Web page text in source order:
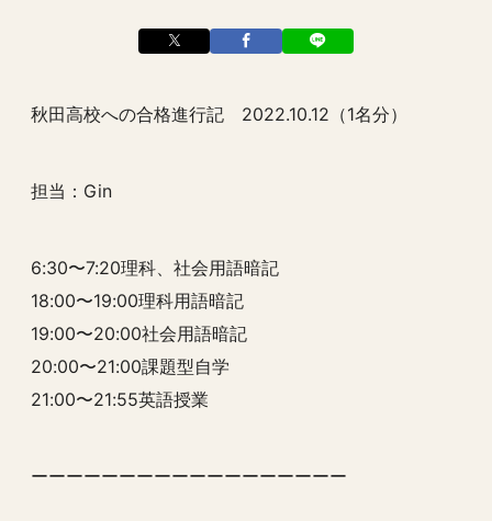
秋田高校への合格進行記 2022.10.12（1名分）
担当：Gin
6:30〜7:20理科、社会用語暗記
18:00〜19:00理科用語暗記
19:00〜20:00社会用語暗記
20:00〜21:00課題型自学
21:00〜21:55英語授業
ーーーーーーーーーーーーーーーーーー